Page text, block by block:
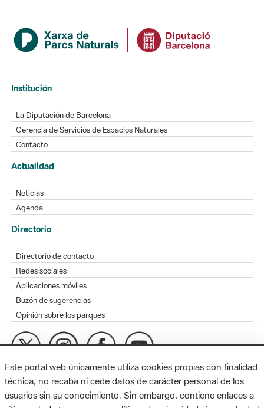
Institución
La Diputación de Barcelona
Gerencia de Servicios de Espacios Naturales
Contacto
Actualidad
Noticias
Agenda
Directorio
Directorio de contacto
Redes sociales
Aplicaciones móviles
Buzón de sugerencias
Opinión sobre los parques
MAPA WEB AVISO LEGAL ACCESIBILIDAD
Diputación de Barcelona. Edifici Llacuna, 1a planta. Badajoz, 49.
Este portal web únicamente utiliza cookies propias con finalidad
técnica, no recaba ni cede datos de carácter personal de los
usuarios sin su conocimiento. Sin embargo, contiene enlaces a